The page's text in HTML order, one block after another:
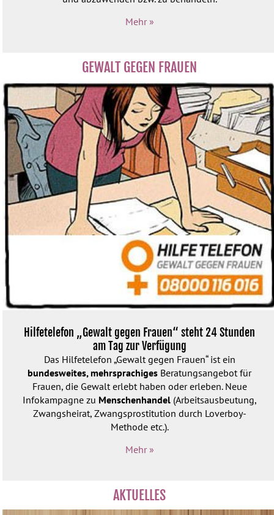
Mehr »
GEWALT GEGEN FRAUEN
Hilfetelefon „Gewalt gegen Frauen“ steht 24 Stunden
am Tag zur Verfügung
Das Hilfetelefon „Gewalt gegen Frauen“ ist ein
bundesweites, mehrsprachiges Beratungs­angebot für
Frauen, die Gewalt erlebt haben oder erleben. Neue
Infokampagne zu Menschenhandel (Arbeitsausbeutung,
Zwangsheirat, Zwangsprostitution durch Loverboy-
Methode etc.).
Mehr »
AKTUELLES